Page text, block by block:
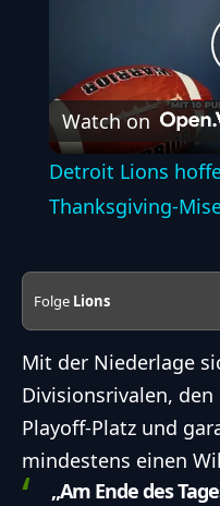
Watch on
Detroit Lions
Thanksgiving-
Folge Lions
Mit der Niederlage
Divisionsrivalen, den
Playoff-Platz und
mindestens einen
„Am Ende des